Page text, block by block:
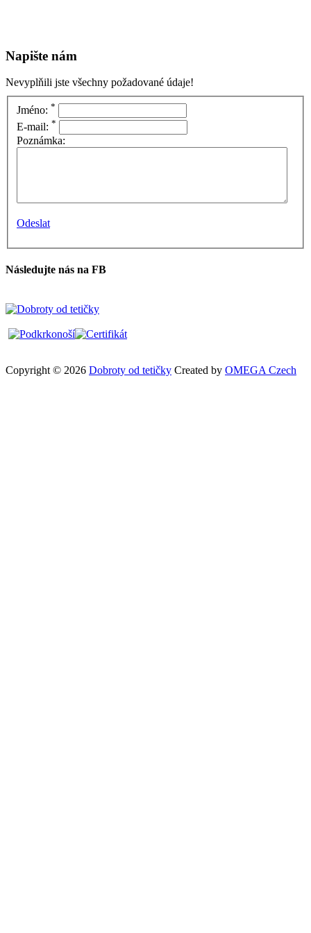
Napište nám
Nevyplňili jste všechny požadované údaje!
Jméno: *
E-mail: *
Poznámka:
Odeslat
Následujte nás na FB
Copyright © 2026 Dobroty od tetičky Created by OMEGA Czech